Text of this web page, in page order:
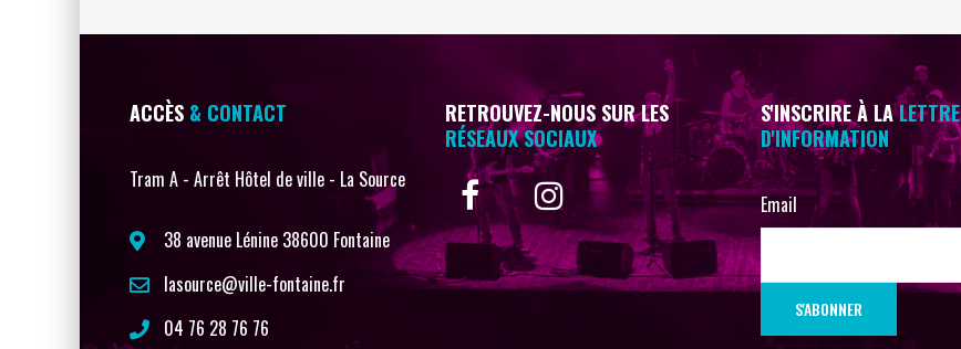
ACCÈS & CONTACT
Tram A - Arrêt Hôtel de ville - La Source
38 avenue Lénine 38600 Fontaine
lasource@ville-fontaine.fr
04 76 28 76 76
RETROUVEZ-NOUS SUR LES
RÉSEAUX SOCIAUX
S'INSCRIRE À LALETTRE
D'INFORMATION
Email